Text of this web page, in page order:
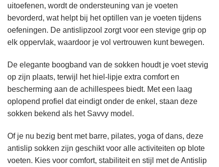
uitoefenen, wordt de ondersteuning van je voeten
bevorderd, wat helpt bij het optillen van je voeten tijdens
oefeningen. De antislipzool zorgt voor een stevige grip op
elk oppervlak, waardoor je vol vertrouwen kunt bewegen.
De elegante boogband van de sokken houdt je voet stevig
op zijn plaats, terwijl het hiel-lipje extra comfort en
bescherming aan de achillespees biedt. Met een laag
oplopend profiel dat eindigt onder de enkel, staan deze
sokken bekend als het Savvy model.
Of je nu bezig bent met barre, pilates, yoga of dans, deze
antislip sokken zijn geschikt voor alle activiteiten op blote
voeten. Kies voor comfort, stabiliteit en stijl met de Antislip